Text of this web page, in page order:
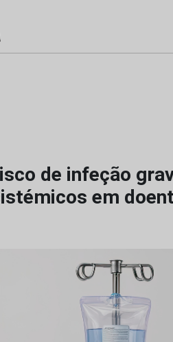
de infeção
em